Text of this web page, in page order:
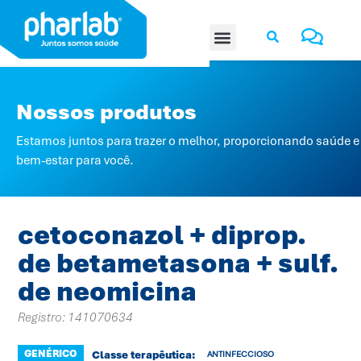
Nossos produtos
Estamos juntos para trazer o melhor, proporcionando saúde e
bem-estar para você.
cetoconazol + diprop.
de betametasona + sulf.
de neomicina
Registro: 141070634
GENÉRICO Classe terapêutica: ANTINFECCIOSO